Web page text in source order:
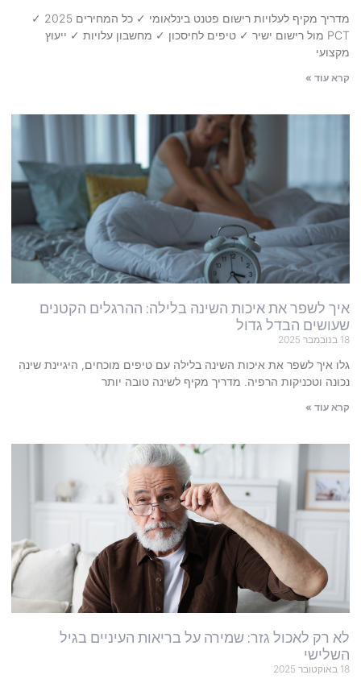
מדריך מקיף לעלויות רישום פטנט בינלאומי ✓ כל המחירים 2025 ✓
PCT מול רישום ישיר ✓ טיפים לחיסכון ✓ מחשבון עלויות ✓ ייעוץ
מקצועי
קרא עוד »
איך לשפר את איכות השינה בלילה: ההרגלים הקטנים
שעושים הבדל גדול
18 בנובמבר 2025
גלו איך לשפר את איכות השינה בלילה עם טיפים מוכחים, היגיינת שינה
נכונה וטכניקות הרפיה. מדריך מקיף לשינה טובה יותר
קרא עוד »
לא רק לאכול גזר: שמירה על בריאות העיניים בגיל
השלישי
18 באוקטובר 2025